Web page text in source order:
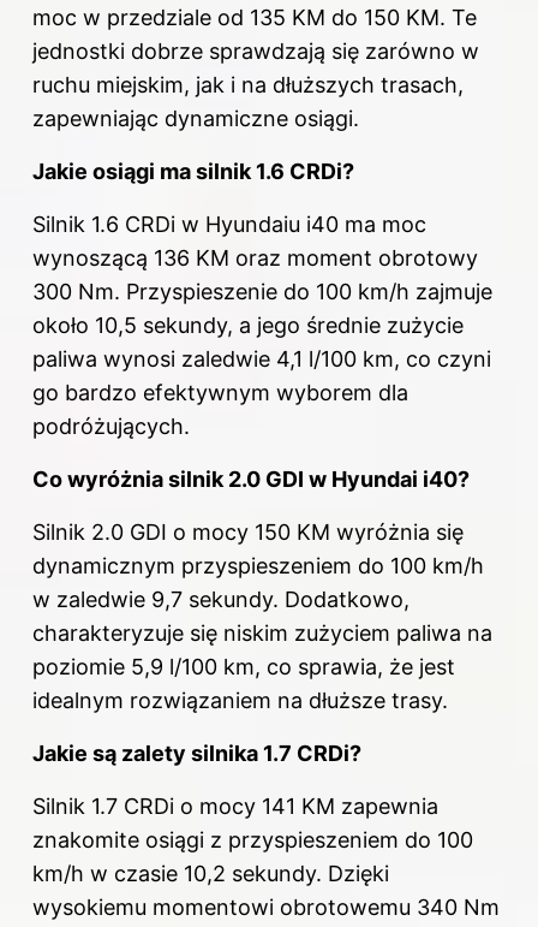
moc w przedziale od 135 KM do 150 KM. Te
jednostki dobrze sprawdzają się zarówno w
ruchu miejskim, jak i na dłuższych trasach,
zapewniając dynamiczne osiągi.
Jakie osiągi ma silnik 1.6 CRDi?
Silnik 1.6 CRDi w Hyundaiu i40 ma moc
wynoszącą 136 KM oraz moment obrotowy
300 Nm. Przyspieszenie do 100 km/h zajmuje
około 10,5 sekundy, a jego średnie zużycie
paliwa wynosi zaledwie 4,1 l/100 km, co czyni
go bardzo efektywnym wyborem dla
podróżujących.
Co wyróżnia silnik 2.0 GDI w Hyundai i40?
Silnik 2.0 GDI o mocy 150 KM wyróżnia się
dynamicznym przyspieszeniem do 100 km/h
w zaledwie 9,7 sekundy. Dodatkowo,
charakteryzuje się niskim zużyciem paliwa na
poziomie 5,9 l/100 km, co sprawia, że jest
idealnym rozwiązaniem na dłuższe trasy.
Jakie są zalety silnika 1.7 CRDi?
Silnik 1.7 CRDi o mocy 141 KM zapewnia
znakomite osiągi z przyspieszeniem do 100
km/h w czasie 10,2 sekundy. Dzięki
wysokiemu momentowi obrotowemu 340 Nm